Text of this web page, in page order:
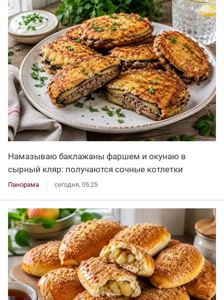
Намазываю баклажаны фаршем и окунаю в
сырный кляр: получаются сочные котлетки
Панорама сегодня, 05:25